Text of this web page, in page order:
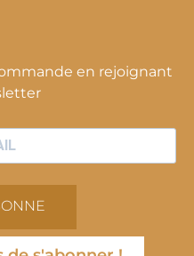
en rejoignant